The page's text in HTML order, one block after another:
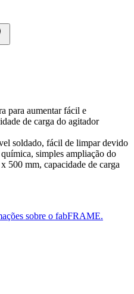
para aumentar fácil e
de carga do agitador
soldado, fácil de limpar devido
simples ampliação do
500 mm, capacidade de carga
sobre o fabFRAME.